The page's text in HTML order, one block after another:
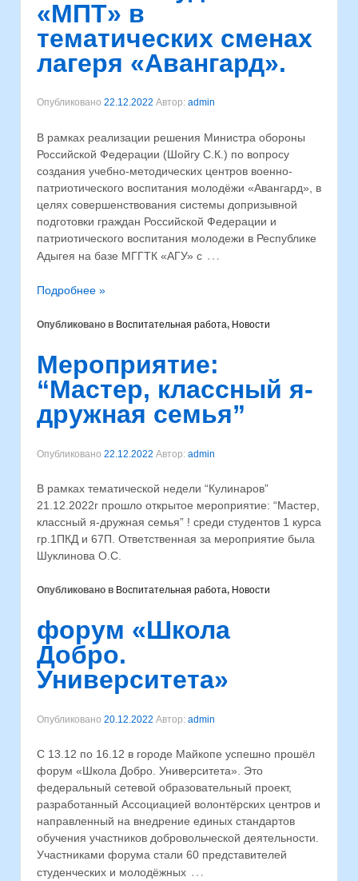
«МПТ» в
тематических сменах
лагеря «Авангард».
Опубликовано 22.12.2022 Автор: admin
В рамках реализации решения Министра обороны
Российской Федерации (Шойгу С.К.) по вопросу
создания учебно-методических центров военно-
патриотического воспитания молодёжи «Авангард», в
целях совершенствования системы допризывной
подготовки граждан Российской Федерации и
патриотического воспитания молодежи в Республике
Адыгея на базе МГГТК «АГУ» с …
Подробнее »
Опубликовано в Воспитательная работа, Новости
Мероприятие:
“Мастер, классный я-
дружная семья”
Опубликовано 22.12.2022 Автор: admin
В рамках тематической недели “Кулинаров”
21.12.2022г прошло открытое мероприятие: “Мастер,
классный я-дружная семья” ! среди студентов 1 курса
гр.1ПКД и 67П. Ответственная за мероприятие была
Шуклинова О.С.
Опубликовано в Воспитательная работа, Новости
форум «Школа
Добро.
Университета»
Опубликовано 20.12.2022 Автор: admin
С 13.12 по 16.12 в городе Майкопе успешно прошёл
форум «Школа Добро. Университета». Это
федеральный сетевой образовательный проект,
разработанный Ассоциацией волонтёрских центров и
направленный на внедрение единых стандартов
обучения участников добровольческой деятельности.
Участниками форума стали 60 представителей
студенческих и молодёжных …